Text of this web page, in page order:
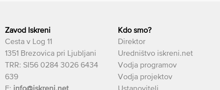
Zavod Iskreni
Cesta v Log 11
1351 Brezovica pri Ljubljani
TRR: SI56 0284 3026 6434
639
E: info@iskreni.net
Kdo smo?
Direktor
Uredništvo iskreni.net
Vodja programov
Vodja projektov
Ustanovitelj